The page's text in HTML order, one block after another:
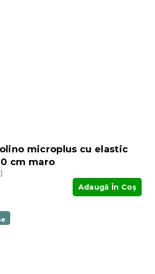
microplus cu elastic
cm maro
Adaugă În Coş